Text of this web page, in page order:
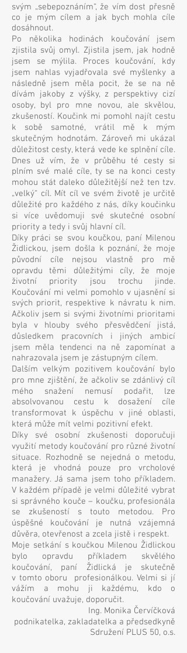
svým „sebepoznáním“, že vím dost přesně
co je mým cílem a jak bych mohla cíle
dosáhnout.
Po několika hodinách koučování jsem
zjistila svůj omyl. Zjistila jsem, jak hodně
jsem se mýlila. Proces koučování, kdy
jsem nahlas vyjadřovala své myšlenky a
následně jsem měla pocit, že se na ně
dívám jakoby z výšky, z perspektivy cizí
osoby, byl pro mne novou, ale skvělou,
zkušeností. Koučink mi pomohl najít cestu
k sobě samotné, vrátil mě k mým
skutečným hodnotám. Zároveň mi ukázal
důležitost cesty, která vede ke splnění cíle.
Dnes už vím, že v průběhu té cesty si
plním své malé cíle, ty se na konci cesty
mohou stát daleko důležitější než ten tzv.
„velký“ cíl. Mít cíl ve svém životě je určitě
důležité pro každého z nás, díky koučinku
si více uvědomuji své skutečné osobní
priority a tedy i svůj hlavní cíl.
Díky práci se svou koučkou, paní Milenou
Židlickou, jsem došla k poznání, že moje
původní cíle nejsou vlastně pro mě
opravdu těmi důležitými cíly, že moje
životní priority jsou trochu jinde.
Koučování mi velmi pomohlo v ujasnění si
svých priorit, respektive k návratu k nim.
Ačkoliv jsem si svými životními prioritami
byla v hlouby svého přesvědčení jistá,
důsledkem pracovních i jiných ambicí
jsem měla tendenci na ně zapomínat a
nahrazovala jsem je zástupným cílem.
Dalším velkým pozitivem koučování bylo
pro mne zjištění, že ačkoliv se zdánlivý cíl
mého snažení nemusí podařit, lze
absolvovanou cestu k dosažení cíle
transformovat k úspěchu v jiné oblasti,
která může mít velmi pozitivní efekt.
Díky své osobní zkušenosti doporučuji
využití metody koučování pro různé životní
situace. Rozhodně se nejedná o metodu,
která je vhodná pouze pro vrcholové
manažery. Já sama jsem toho příkladem.
V každém případě je velmi důležité vybrat
si správného kouče – koučku, profesionála
se zkušeností s touto metodou. Pro
úspěšné koučování je nutná vzájemná
důvěra, otevřenost a zcela jistě i respekt.
Moje setkání s koučkou Milenou Židlickou
bylo opravdu příkladem skvělého
koučování, paní Židlická je skutečně
v tomto oboru profesionálkou. Velmi si jí
vážím a mohu ji každému, kdo o
koučování uvažuje, doporučit.
Ing. Monika Červíčková
podnikatelka, zakladatelka a předsedkyně
Sdružení PLUS 50, o.s.